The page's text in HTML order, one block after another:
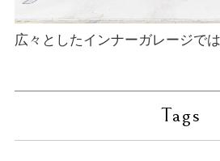
広々としたインナーガレージで
Tags